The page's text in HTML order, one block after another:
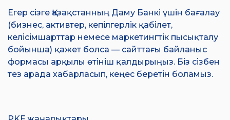
Егер сізге Қазақстанның Даму Банкі үшін бағалау
(бизнес, активтер, кепілгерлік қабілет,
келісімшарттар немесе маркетингтік пысықталу
бойынша) қажет болса — сайттағы байланыс
формасы арқылы өтініш қалдырыңыз. Біз сізбен
тез арада хабарласып, кеңес беретін боламыз.